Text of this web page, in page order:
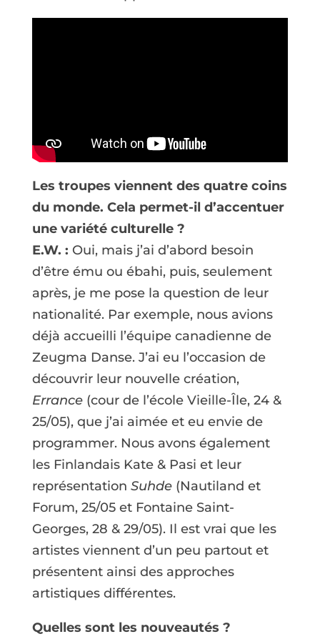
Les troupes viennent des quatre coins
du monde. Cela permet-il d’accentuer
une variété culturelle ?
E.W. : Oui, mais j’ai d’abord besoin
d’être ému ou ébahi, puis, seulement
après, je me pose la question de leur
nationalité. Par exemple, nous avions
déjà accueilli l’équipe canadienne de
Zeugma Danse. J’ai eu l’occasion de
découvrir leur nouvelle création,
Errance(cour de l’école Vieille-Île, 24 &
25/05), que j’ai aimée et eu envie de
programmer. Nous avons également
les Finlandais Kate & Pasi et leur
représentation Suhde(Nautiland et
Forum, 25/05 et Fontaine Saint-
Georges, 28 & 29/05). Il est vrai que les
artistes viennent d’un peu partout et
présentent ainsi des approches
artistiques différentes.
Quelles sont les nouveautés ?